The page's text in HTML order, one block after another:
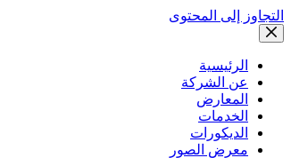
التجاوز إلى المحتوى
الرئيسية
عن الشركة
المعارض
الخدمات
الديكورات
معرض الصور